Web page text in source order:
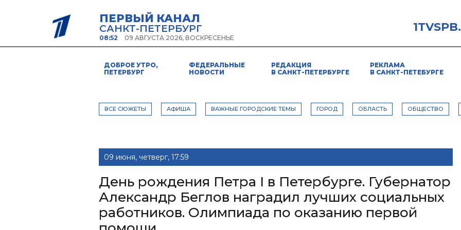
ПЕРВЫЙ КАНАЛ
САНКТ-ПЕТЕРБУРГ
08:52 09 АВГУСТА 2026, ВОСКРЕСЕНЬЕ
ДОБРОЕ УТРО,
ПЕТЕРБУРГ
ФЕДЕРАЛЬНЫЕ
НОВОСТИ
РЕДАКЦИЯ
В САНКТ-ПЕТЕРБУРГЕ
РЕКЛАМА
В САНКТ-ПЕТЕБУРГЕ
ВСЕ СЮЖЕТЫ АФИША ВАЖНЫЕ ГОРОДСКИЕ ТЕМЫ ГОРОД ОБЛАСТЬ ОБЩЕСТВО
09 июня, четверг, 17:59
День рождения Петра I в Петербурге. Губернатор
Александр Беглов наградил лучших социальных
работников. Олимпиада по оказанию первой